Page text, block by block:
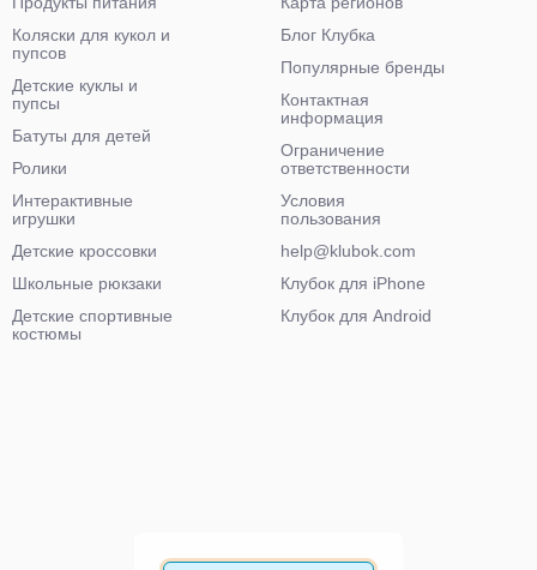
Коляски для кукол и
пупсов
Детские куклы и
пупсы
Батуты для детей
Ролики
Интерактивные
игрушки
Детские кроссовки
Школьные рюкзаки
Детские спортивные
костюмы
Блог Клубка
Популярные бренды
Контактная
информация
Ограничение
ответственности
Условия
пользования
help@klubok.com
Клубок для iPhone
Клубок для Android